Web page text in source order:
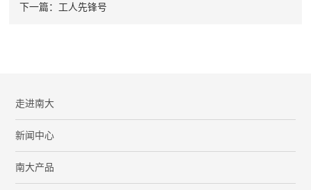
下一篇：工人先锋号
走进南大
新闻中心
南大产品